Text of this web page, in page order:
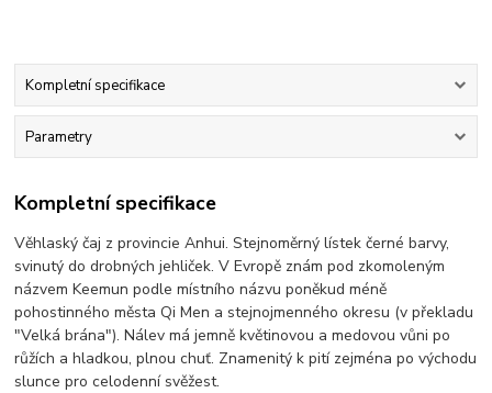
Kompletní specifikace
Parametry
Kompletní specifikace
Věhlaský čaj z provincie Anhui. Stejnoměrný lístek černé barvy,
svinutý do drobných jehliček. V Evropě znám pod zkomoleným
názvem Keemun podle místního názvu poněkud méně
pohostinného města Qi Men a stejnojmenného okresu (v překladu
"Velká brána"). Nálev má jemně květinovou a medovou vůni po
růžích a hladkou, plnou chuť. Znamenitý k pití zejména po východu
slunce pro celodenní svěžest.